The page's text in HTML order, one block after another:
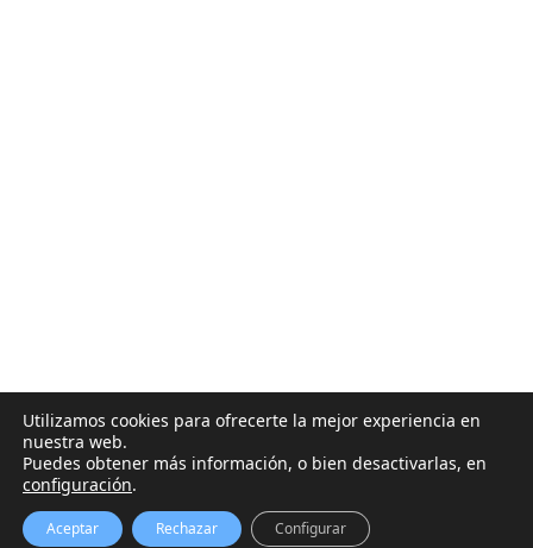
Utilizamos cookies para ofrecerte la mejor experiencia en
nuestra web.
Puedes obtener más información, o bien desactivarlas, en
configuración.
Aceptar Rechazar Configurar